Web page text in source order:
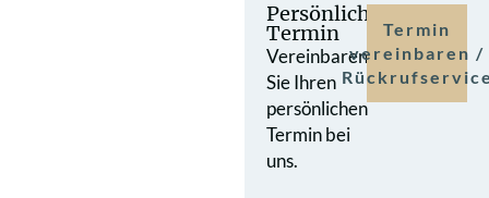
Persönlicher
Termin
Vereinbaren
Sie Ihren
persönlichen
Termin bei
uns.
Termin
vereinbaren /